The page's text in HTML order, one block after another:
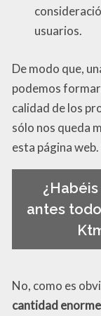
usuarios.
De modo que,
podemos
calidad de los
sólo nos queda
esta página web.
antes
No, como es
cantidad